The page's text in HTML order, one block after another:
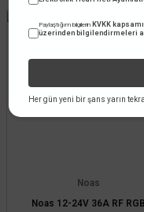
Noas
Noas 12-24V 36A RF RGB
Paylaştığım bilgilerin KVKK
üzerinden bilgilendirmeleri
Her gün yeni bir şans yarın